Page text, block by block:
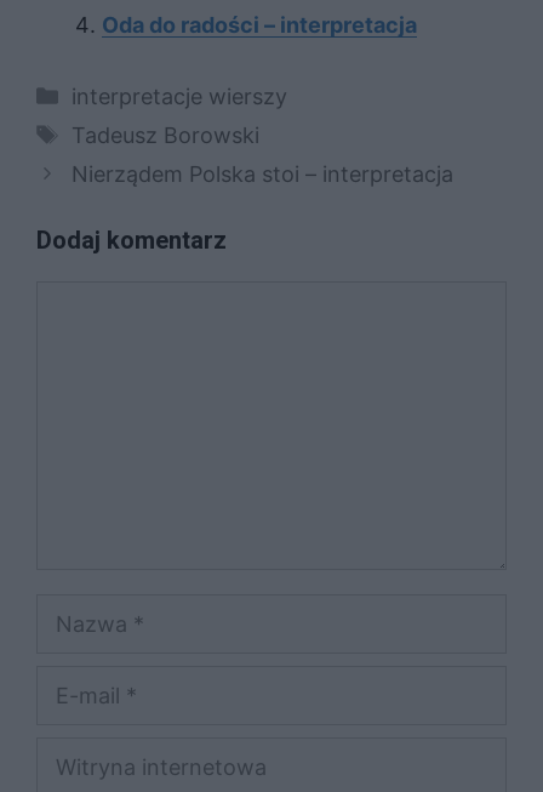
Oda do radości – interpretacja
Kategorie
interpretacje wierszy
Tagi
Tadeusz Borowski
Nierządem Polska stoi – interpretacja
Dodaj komentarz
Nazwa
Witryna